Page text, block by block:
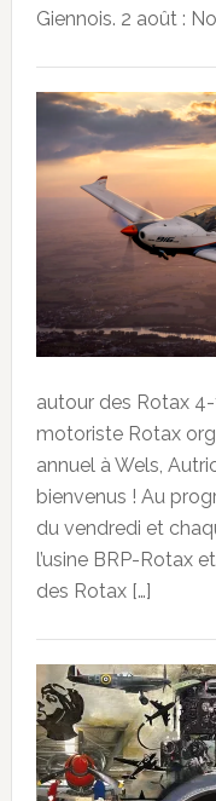
Giennois. 2 août :
autour des Rotax
motoriste Rotax
annuel à Wels,
bienvenus ! Au
du vendredi et
l’usine BRP-Rotax
des Rotax […]